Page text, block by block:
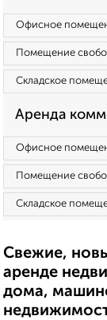
Офисное
Помещение
Складское
Аренда
Офисное
Помещение
Складское
Свежие,
аренде
дома,